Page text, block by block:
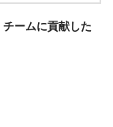
チームに貢献した